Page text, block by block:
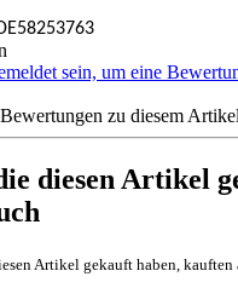
sein, um eine
zu diesem
diesen Artikel
Artikel gekauft haben, kauften